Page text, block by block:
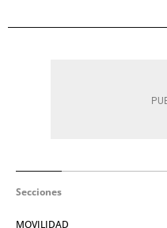
Secciones
MOVILIDAD